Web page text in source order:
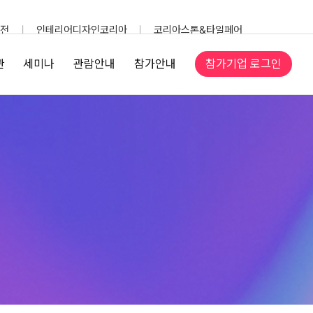
인테리어디자인코리아
코리아스톤&타일페어
세미나 관람안내 참가안내 참가기업 로그인